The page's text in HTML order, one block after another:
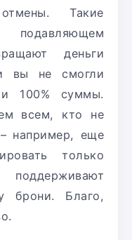
Такие
деньги
вы не смогли
100% суммы.
всем, кто не
например, еще
только
брони. Благо,